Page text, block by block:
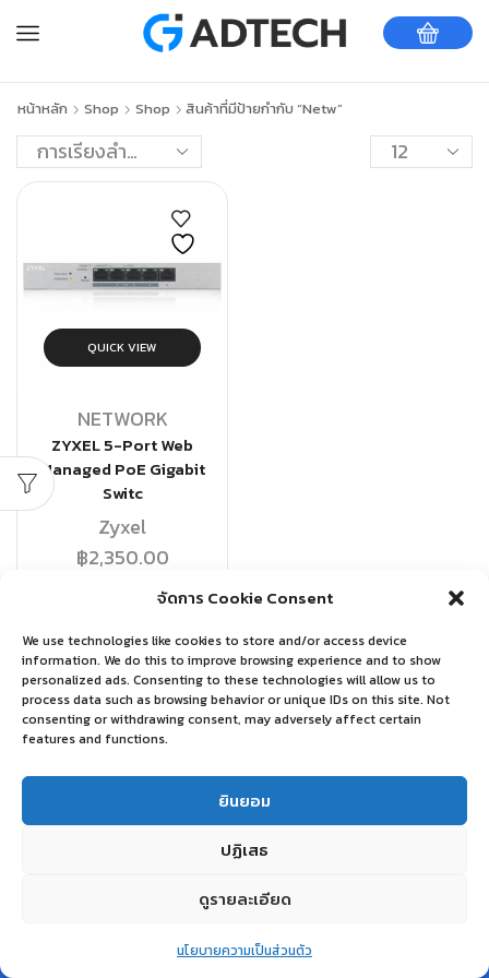
จัดการ Cookie Consent
We use technologies like cookies to store and/or access device
information. We do this to improve browsing experience and to show
personalized ads. Consenting to these technologies will allow us to
process data such as browsing behavior or unique IDs on this site. Not
consenting or withdrawing consent, may adversely affect certain
features and functions.
ยินยอม
ปฏิเสธ
ดูรายละเอียด
นโยบายความเป็นส่วนตัว
หน้าหลัก Shop Shop สินค้าที่มีป้ายกำกับ “netw”
QUICK VIEW
NETWORK
ZYXEL 5-Port Web
Managed PoE Gigabit
Switc
Zyxel
฿2,350.00
หยิบใส่ตะกร้า
Wishlist